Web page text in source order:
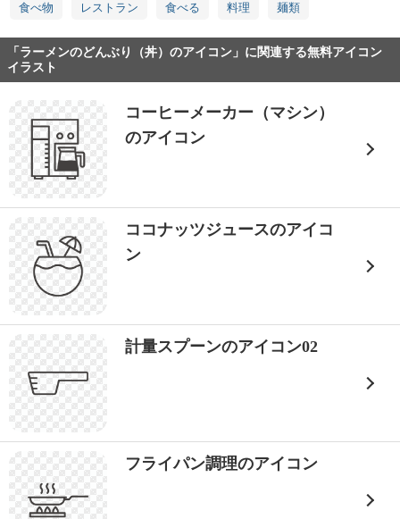
食べ物 レストラン 食べる 料理 麺類
「ラーメンのどんぶり（丼）のアイコン」に関連する無料アイコン
イラスト
コーヒーメーカー（マシン）
のアイコン
ココナッツジュースのアイコ
ン
計量スプーンのアイコン02
フライパン調理のアイコン